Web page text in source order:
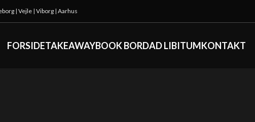
| Vejle | Viborg | Aarhus
FORSIDETAKEAWAYBOOK BORDAD LIBITUMKONTAKT